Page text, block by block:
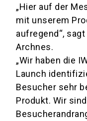
„Hier auf der
mit unserem
aufregend“, sagt
Archnes.
„Wir haben die
Launch
Besucher sehr
Produkt. Wir